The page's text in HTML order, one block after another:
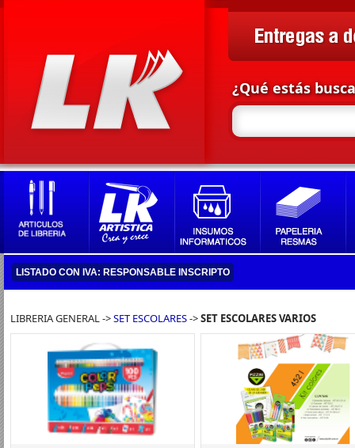
¿Qué estás
LISTADO CON IVA: RESPONSABLE INSCRIPTO
LIBRERIA GENERAL ->SET ESCOLARES->SET ESCOLARES VARIOS